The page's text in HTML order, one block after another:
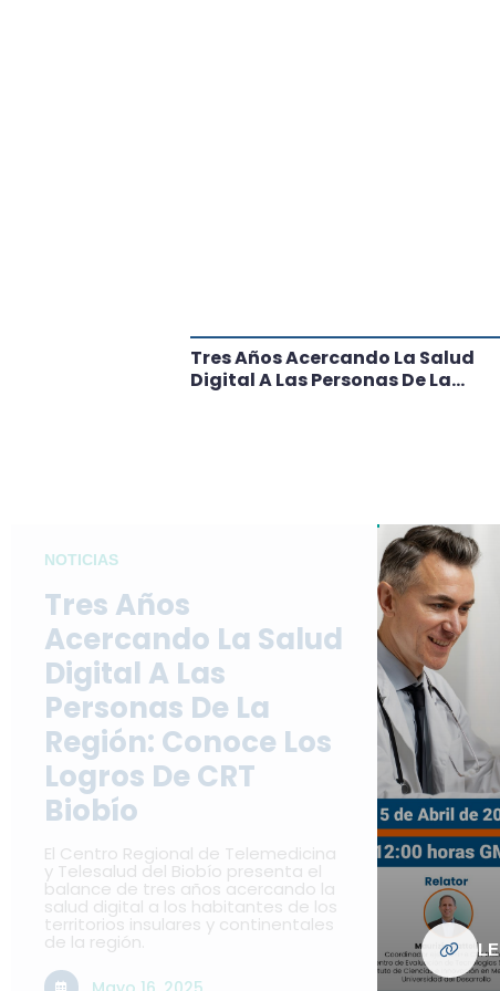
NOTICIAS
Tres Años
Acercando La Salud
Digital A Las
Personas De La
Región: Conoce Los
Logros De CRT
Biobío
El Centro Regional de Telemedicina
y Telesalud del Biobío presenta el
balance de tres años acercando la
salud digital a los habitantes de los
territorios insulares y continentales
de la región.
Tres Años Acercando La Salud
Digital A Las Personas De La